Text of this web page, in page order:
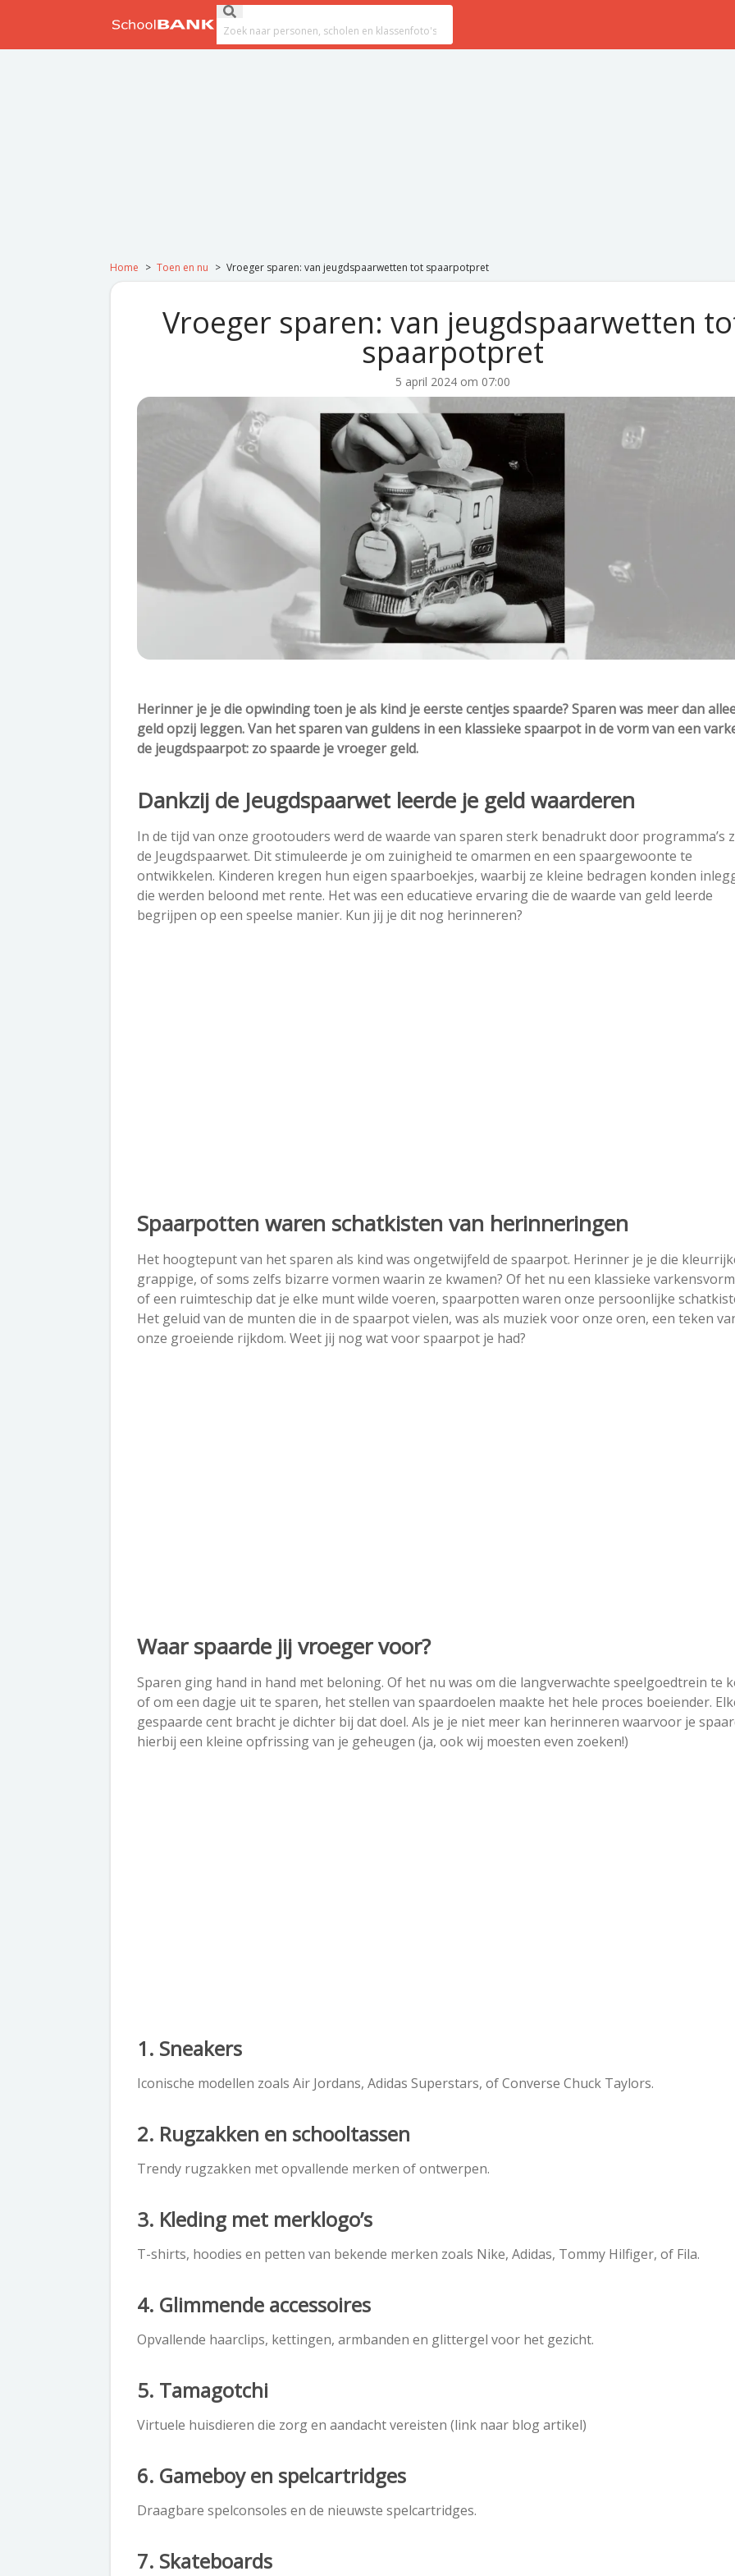
Submit search
Search field
Home > Toen en nu > Vroeger sparen: van jeugdspaarwetten tot spaarpotpret
Vroeger sparen: van jeugdspaarwetten
spaarpotpret
5 april 2024 om 07:00
Herinner je je die opwinding toen je als kind je eerste centjes spaarde? Sparen was meer dan
geld opzij leggen. Van het sparen van guldens in een klassieke spaarpot in de vorm van een
de jeugdspaarpot: zo spaarde je vroeger geld.
Dankzij de Jeugdspaarwet leerde je geld waarderen
In de tijd van onze grootouders werd de waarde van sparen sterk benadrukt door programma’s
de Jeugdspaarwet. Dit stimuleerde je om zuinigheid te omarmen en een spaargewoonte te
ontwikkelen. Kinderen kregen hun eigen spaarboekjes, waarbij ze kleine bedragen konden
die werden beloond met rente. Het was een educatieve ervaring die de waarde van geld leerde
begrijpen op een speelse manier. Kun jij je dit nog herinneren?
Spaarpotten waren schatkisten van herinneringen
Het hoogtepunt van het sparen als kind was ongetwijfeld de spaarpot. Herinner je je die
grappige, of soms zelfs bizarre vormen waarin ze kwamen? Of het nu een klassieke
of een ruimteschip dat je elke munt wilde voeren, spaarpotten waren onze persoonlijke
Het geluid van de munten die in de spaarpot vielen, was als muziek voor onze oren, een teken
onze groeiende rijkdom. Weet jij nog wat voor spaarpot je had?
Waar spaarde jij vroeger voor?
Sparen ging hand in hand met beloning. Of het nu was om die langverwachte speelgoedtrein te
of om een dagje uit te sparen, het stellen van spaardoelen maakte het hele proces boeiender.
gespaarde cent bracht je dichter bij dat doel. Als je je niet meer kan herinneren waarvoor je
hierbij een kleine opfrissing van je geheugen (ja, ook wij moesten even zoeken!)
1. Sneakers
Iconische modellen zoals Air Jordans, Adidas Superstars, of Converse Chuck Taylors.
2. Rugzakken en schooltassen
Trendy rugzakken met opvallende merken of ontwerpen.
3. Kleding met merklogo’s
T-shirts, hoodies en petten van bekende merken zoals Nike, Adidas, Tommy Hilfiger, of Fila.
4. Glimmende accessoires
Opvallende haarclips, kettingen, armbanden en glittergel voor het gezicht.
5. Tamagotchi
Virtuele huisdieren die zorg en aandacht vereisten (link naar blog artikel)
6. Gameboy en spelcartridges
Draagbare spelconsoles en de nieuwste spelcartridges.
7. Skateboards